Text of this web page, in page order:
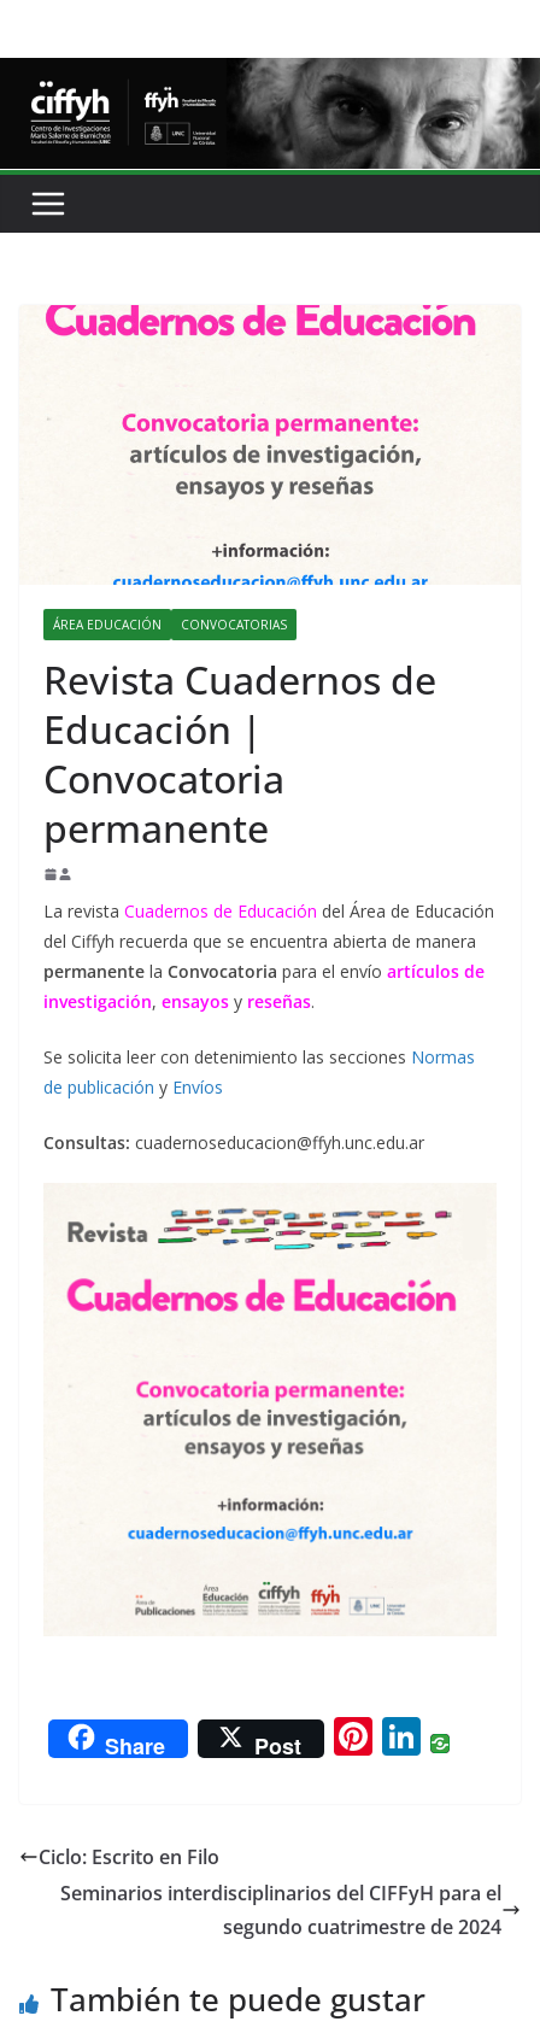
ÁREA EDUCACIÓN CONVOCATORIAS
Revista Cuadernos de
Educación |
Convocatoria
permanente
La revista Cuadernos de Educación del Área de Educación
del Ciffyh recuerda que se encuentra abierta de manera
permanente la Convocatoria para el envío artículos de
investigación, ensayos y reseñas.
Se solicita leer con detenimiento las secciones Normas
de publicación y Envíos
Consultas: cuadernoseducacion@ffyh.unc.edu.ar
Share Post Pi
st
Li
dI
n
Ciclo: Escrito en Filo
Seminarios interdisciplinarios del CIFFyH para el
segundo cuatrimestre de 2024
También te puede gustar